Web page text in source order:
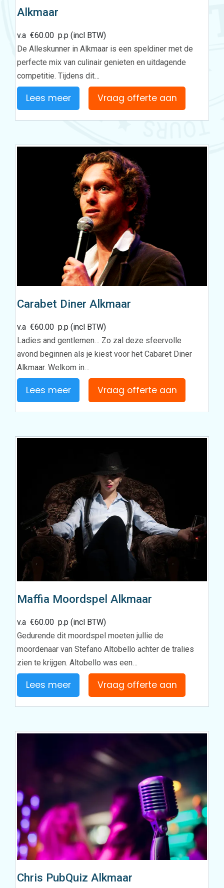
Alkmaar
v.a€60.00 p.p (incl BTW)
De Alleskunner in Alkmaar is een speldiner met de
perfecte mix van culinair genieten en uitdagende
competitie. Tijdens dit…
Lees meer Vraag offerte aan
Carabet Diner Alkmaar
v.a€60.00 p.p (incl BTW)
Ladies and gentlemen… Zo zal deze sfeervolle
avond beginnen als je kiest voor het Cabaret Diner
Alkmaar. Welkom in…
Lees meer Vraag offerte aan
Maffia Moordspel Alkmaar
v.a€60.00 p.p (incl BTW)
Gedurende dit moordspel moeten jullie de
moordenaar van Stefano Altobello achter de tralies
zien te krijgen. Altobello was een…
Lees meer Vraag offerte aan
Chris PubQuiz Alkmaar